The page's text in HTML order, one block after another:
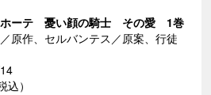
ホーテ 憂い顔の騎士 その愛 1巻
原作、セルバンテス／原案、行徒
）